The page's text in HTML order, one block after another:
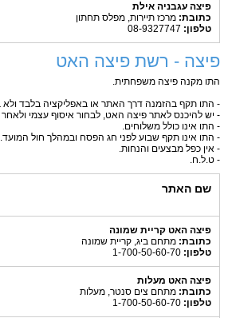
פיצה עגבניה אילת
כתובת: מרכז תיירות, מפלס תחתון
טלפון:
פיצה - רשת פיצה האט
התו מקנה פיצה משפחתית.
- התו תקף בהזמנה דרך האתר או באפליקציה בלבד ולא
- יש להיכנס לאתר פיצה האט, לבחור איסוף עצמי
- התו אינו כולל משלוחים.
- התו אינו תקף שבוע לפני חג הפסח ובמהלך חול המועד.
- אין כפל מבצעים והנחות.
- ט.ל.ח.
שם האתר
פיצה האט קריית שמונה
כתובת: מתחם ביג, קריית שמונה
טלפון:
פיצה האט מעלות
כתובת: מתחם צים סנטר, מעלות
טלפון: